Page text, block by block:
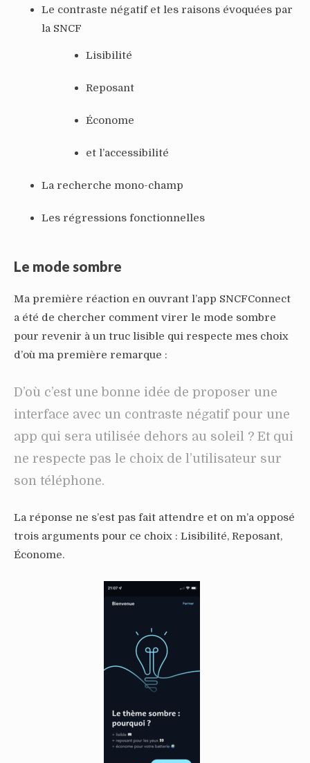
Le contraste négatif et les raisons évoquées par
la SNCF
Lisibilité
Reposant
Économe
et l’accessibilité
La recherche mono-champ
Les régressions fonctionnelles
Le mode sombre
Ma première réaction en ouvrant l’app SNCFConnect
a été de chercher comment virer le mode sombre
pour revenir à un truc lisible qui respecte mes choix
d’où ma première remarque :
D’où c’est une bonne idée de proposer une
interface avec un contraste négatif pour une
app qui sera utilisée dehors au soleil ? Et qui
ne respecte pas le choix de l’utilisateur sur
son téléphone.
La réponse ne s’est pas fait attendre et on m’a opposé
trois arguments pour ce choix : Lisibilité, Reposant,
Économe.